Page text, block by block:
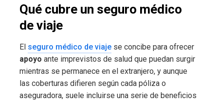
Qué cubre un seguro médico
de viaje
El seguro médico de viaje se concibe para ofrecer
apoyo ante imprevistos de salud que puedan surgir
mientras se permanece en el extranjero, y aunque
las coberturas difieren según cada póliza o
aseguradora, suele incluirse una serie de beneficios